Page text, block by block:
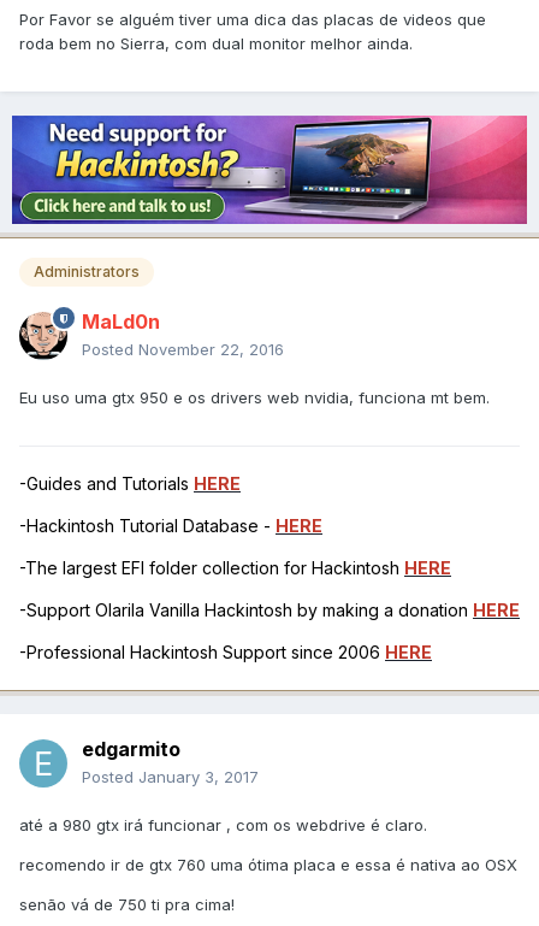
Por Favor se alguém tiver uma dica das placas de videos que
roda bem no Sierra, com dual monitor melhor ainda.
Administrators
MaLd0n
Posted November 22, 2016
Eu uso uma gtx 950 e os drivers web nvidia, funciona mt bem.
-Guides and Tutorials HERE
-Hackintosh Tutorial Database - HERE
-The largest EFI folder collection for Hackintosh HERE
-Support Olarila Vanilla Hackintosh by making a donation HERE
-Professional Hackintosh Support since 2006 HERE
edgarmito
Posted January 3, 2017
até a 980 gtx irá funcionar , com os webdrive é claro.
recomendo ir de gtx 760 uma ótima placa e essa é nativa ao OSX
senão vá de 750 ti pra cima!